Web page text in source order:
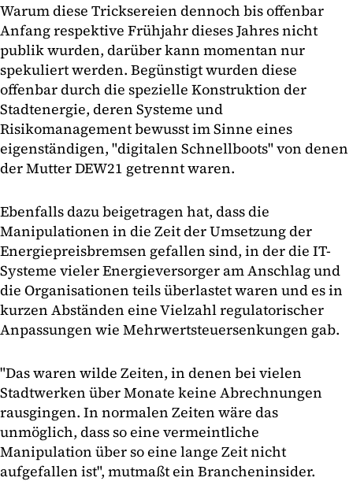
Warum diese Tricksereien dennoch bis offenbar
Anfang respektive Frühjahr dieses Jahres nicht
publik wurden, darüber kann momentan nur
spekuliert werden. Begünstigt wurden diese
offenbar durch die spezielle Konstruktion der
Stadtenergie, deren Systeme und
Risikomanagement bewusst im Sinne eines
eigenständigen, "digitalen Schnellboots" von denen
der Mutter DEW21 getrennt waren.
Ebenfalls dazu beigetragen hat, dass die
Manipulationen in die Zeit der Umsetzung der
Energiepreisbremsen gefallen sind, in der die IT-
Systeme vieler Energieversorger am Anschlag und
die Organisationen teils überlastet waren und es in
kurzen Abständen eine Vielzahl regulatorischer
Anpassungen wie Mehrwertsteuersenkungen gab.
"Das waren wilde Zeiten, in denen bei vielen
Stadtwerken über Monate keine Abrechnungen
rausgingen. In normalen Zeiten wäre das
unmöglich, dass so eine vermeintliche
Manipulation über so eine lange Zeit nicht
aufgefallen ist", mutmaßt ein Brancheninsider.